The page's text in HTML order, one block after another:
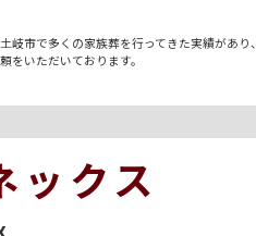
岐市で多くの家族葬を行ってきた実績があり、
をいただいております。
クス